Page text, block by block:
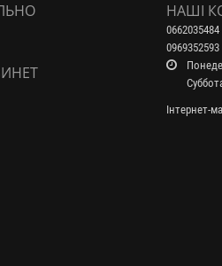
НАШІ
0662035484
0969352593
Інтернет-